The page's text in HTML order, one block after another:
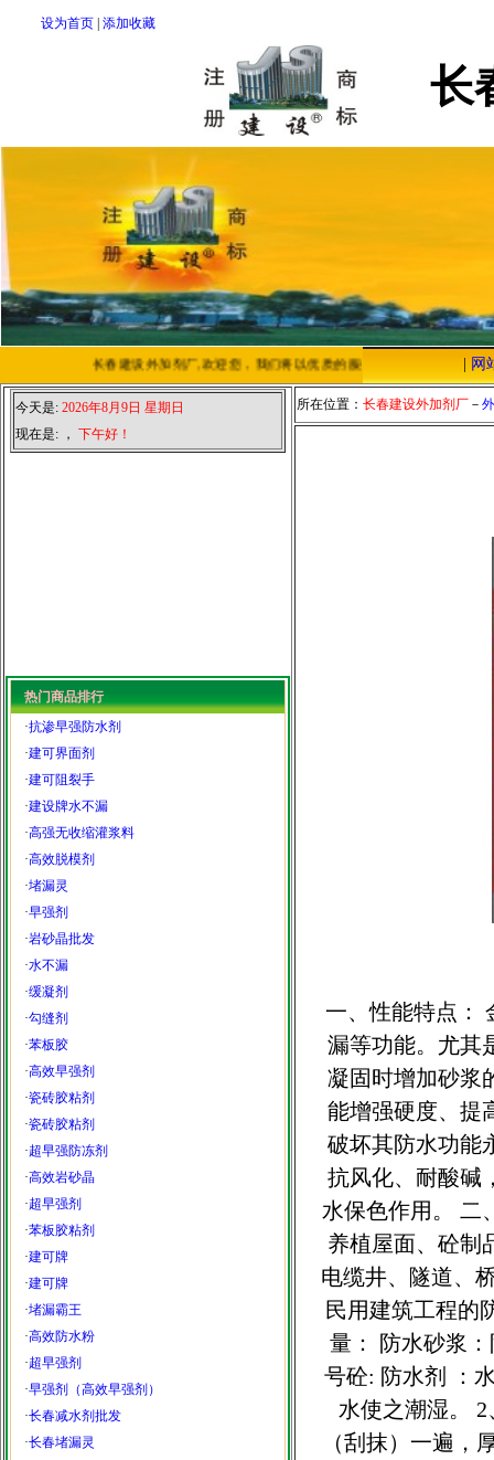
设为首页 添加收藏
长春建设外加剂厂,欢迎您，我们将以优质的服务，低廉的价格，恭迎网
长
今天是: 2026年8月9日 星期日
现在是: ， 下午好！
热门商品排行
·抗渗早强防水剂
·建可界面剂
·建可阻裂手
·建设牌水不漏
·高强无收缩灌浆料
·高效脱模剂
·堵漏灵
·早强剂
·岩砂晶批发
·水不漏
·缓凝剂
·勾缝剂
·苯板胶
·高效早强剂
·瓷砖胶粘剂
·瓷砖胶粘剂
·超早强防冻剂
·高效岩砂晶
·超早强剂
·苯板胶粘剂
·建可牌
·建可牌
·堵漏霸王
·高效防水粉
·超早强剂
·早强剂（高效早强剂）
·长春减水剂批发
·长春堵漏灵
所在位置： 长春建设外加剂厂 －
一、性能特点：
漏等功能。尤其
凝固时增加砂浆
能增强硬度、提
破坏其防水功能
抗风化、耐酸碱
水保色作用。 二
养植屋面、砼制
电缆井、隧道、
民用建筑工程的
量： 防水砂浆
号砼: 防水剂 ：
水使之潮湿。
（刮抹）一遍，